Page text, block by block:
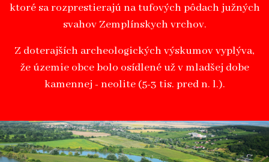
ktoré sa rozprestierajú na tufových pôdach južných
svahov Zemplínskych vrchov.
Z doterajších archeologických výskumov vyplýva,
že územie obce bolo osídlené už v mladšej dobe
kamennej - neolite (5-3 tis. pred n. l.).